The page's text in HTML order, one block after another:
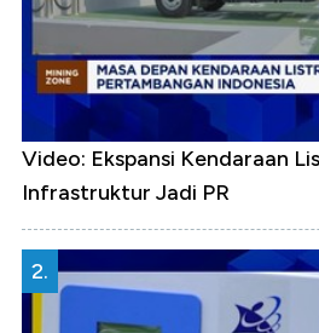
Video: Ekspansi Kendaraan
Infrastruktur Jadi PR
2.